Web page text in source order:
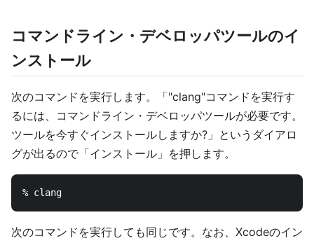
コマンドライン・デベロッパツールのイ
ンストール
次のコマンドを実行します。「"clang"コマンドを実行す
るには、コマンドライン・デベロッパツールが必要です。
ツールを今すぐインストールしますか?」というダイアロ
グが出るので「インストール」を押します。
次のコマンドを実行しても同じです。なお、Xcodeのイン